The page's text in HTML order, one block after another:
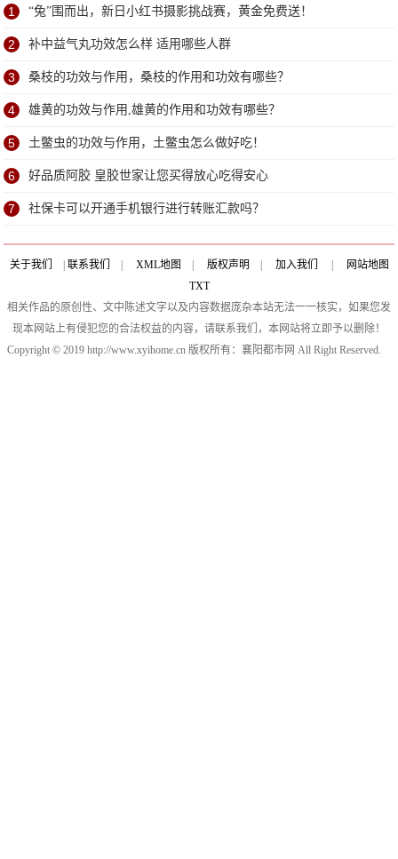
1 “兔”围而出，新日小红书摄影挑战赛，黄金免费送！
2 补中益气丸功效怎么样 适用哪些人群
3 桑枝的功效与作用，桑枝的作用和功效有哪些？
4 雄黄的功效与作用,雄黄的作用和功效有哪些？
5 土鳖虫的功效与作用，土鳖虫怎么做好吃！
6 好品质阿胶 皇胶世家让您买得放心吃得安心
7 社保卡可以开通手机银行进行转账汇款吗？
关于我们 联系我们 XML地图 版权声明 加入我们
网站地图
TXT
相关作品的原创性、文中陈述文字以及内容数据庞杂本站无法一一核实，如果您发
现本网站上有侵犯您的合法权益的内容，请联系我们，本网站将立即予以删除！
Copyright © 2019 http://www.xyihome.cn 版权所有：襄阳都市网 All Right Reserved.